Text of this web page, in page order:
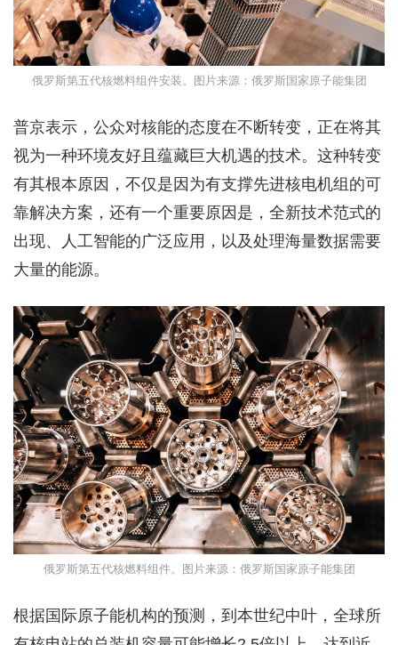
俄罗斯第五代核燃料组件安装。图片来源：俄罗斯国家原子能集团
普京表示，公众对核能的态度在不断转变，正在将其
视为一种环境友好且蕴藏巨大机遇的技术。这种转变
有其根本原因，不仅是因为有支撑先进核电机组的可
靠解决方案，还有一个重要原因是，全新技术范式的
出现、人工智能的广泛应用，以及处理海量数据需要
大量的能源。
俄罗斯第五代核燃料组件。图片来源：俄罗斯国家原子能集团
根据国际原子能机构的预测，到本世纪中叶，全球所